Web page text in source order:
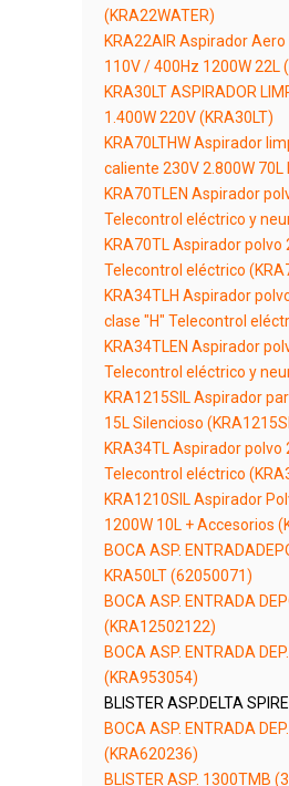
(KRA22WATER)
KRA22AIR Aspirador
110V / 400Hz 1200W 22L
KRA30LT ASPIRADOR
1.400W 220V (KRA30LT)
KRA70LTHW Aspirador
caliente 230V 2.800W 70L
KRA70TLEN Aspirador
Telecontrol eléctrico y
KRA70TL Aspirador polvo
Telecontrol eléctrico
KRA34TLH Aspirador
clase "H" Telecontrol
KRA34TLEN Aspirador
Telecontrol eléctrico y
KRA1215SIL Aspirador
15L Silencioso
KRA34TL Aspirador polvo
Telecontrol eléctrico
KRA1210SIL Aspirador
1200W 10L + Accesorios
BOCA ASP.
KRA50LT (62050071)
BOCA ASP. ENTRADA
(KRA12502122)
BOCA ASP. ENTRADA
(KRA953054)
BLISTER ASP.DELTA
BOCA ASP. ENTRADA
(KRA620236)
BLISTER ASP. 1300TMB